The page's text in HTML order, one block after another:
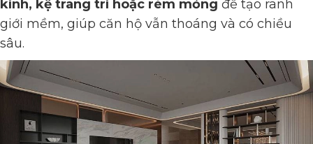
kính, kệ trang trí hoặc rèm mỏng để tạo ranh
giới mềm, giúp căn hộ vẫn thoáng và có chiều
sâu.